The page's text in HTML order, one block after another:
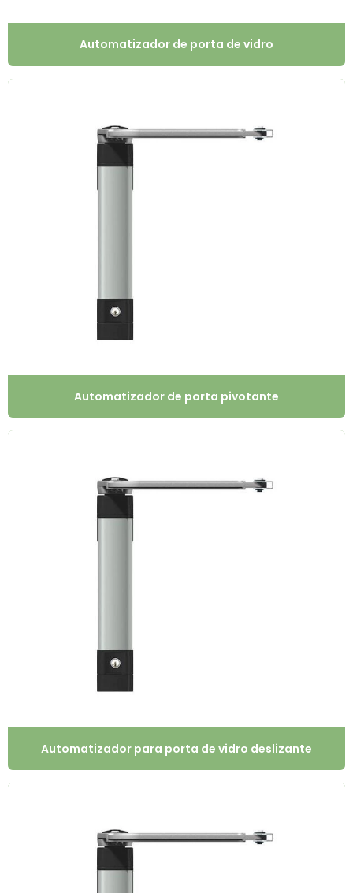
Automatizador de porta de vidro
Automatizador de porta pivotante
Automatizador para porta de vidro deslizante